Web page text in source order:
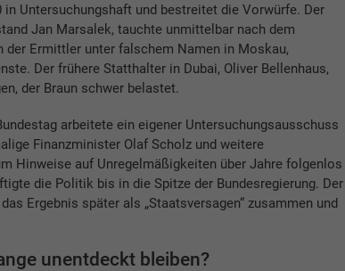
Untersuchungshaft und bestreitet die Vorwürfe. Der
Jan Marsalek, tauchte unmittelbar nach dem
der Ermittler unter falschem Namen in Moskau,
Der frühere Statthalter in Dubai, Oliver Bellenhaus,
der Braun schwer belastet.
arbeitete ein eigener Untersuchungsausschuss
Finanzminister Olaf Scholz und weitere
Hinweise auf Unregelmäßigkeiten über Jahre folgenlos
die Politik bis in die Spitze der Bundesregierung. Der
Ergebnis später als „Staatsversagen“ zusammen und
unentdeckt bleiben?